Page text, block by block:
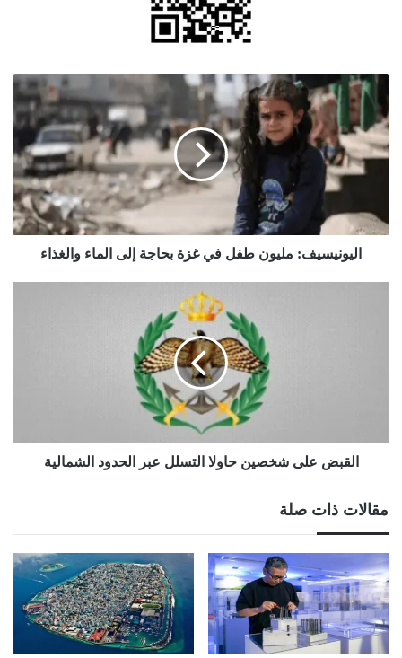
اليونيسيف:
مليون
طفل
في
غزة
بحاجة
الماء
والغذاء
اليونيسيف: مليون طفل في غزة بحاجة إلى الماء والغذاء
القبض على شخصين حاولا التسلل عبر الحدود الشمالية
مقالات ذات صلة